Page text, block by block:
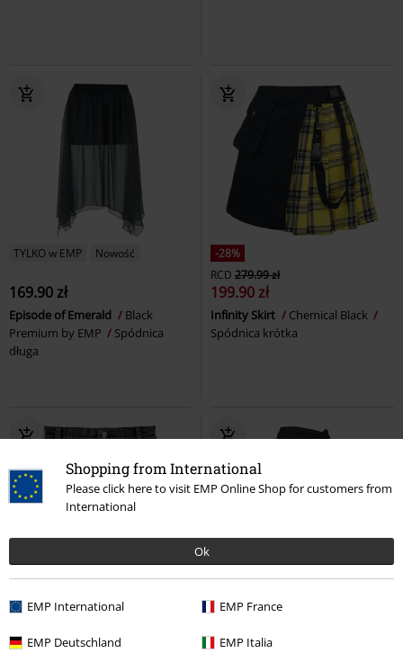
Shopping from International
Please click here to visit EMP Online Shop for customers from
International
Ok
EMP International EMP France
EMP Deutschland EMP Italia
TYLKO w EMP Nowość
169.90 zł
Episode of Emerald
Black
Premium by EMP
Spódnica
długa
-28%
RCD 279.99 zł
199.90 zł
Infinity Skirt
Chemical Black
Spódnica krótka
RCD
103.92 zł od109.90 zł